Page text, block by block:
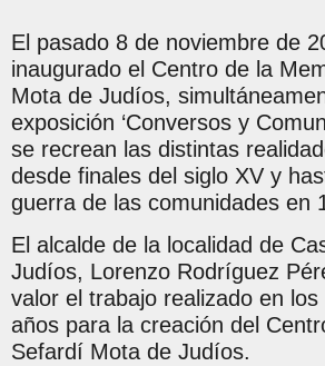
El pasado 8 de noviembre de
inaugurado el Centro de la
Mota de Judíos,
exposición ‘Conversos y
se recrean las distintas
desde finales del siglo XV y
guerra de las comunidades en
El alcalde de la localidad de
Judíos, Lorenzo Rodríguez
valor el trabajo realizado en
años para la creación del
Sefardí Mota de Judíos.